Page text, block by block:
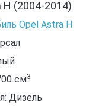
(2004-2014)
Opel Astra H
см3
Дизель